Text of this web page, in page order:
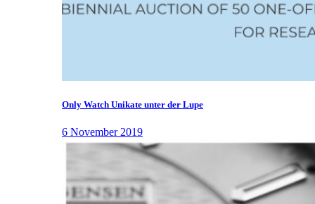
Only Watch Unikate unter der Lupe
6 November 2019